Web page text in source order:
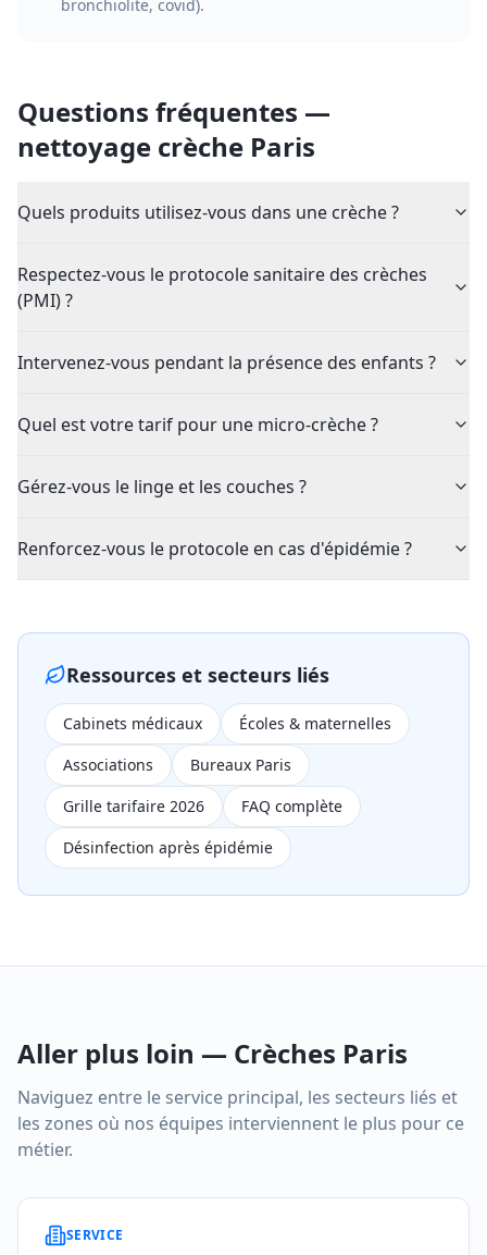
bronchiolite, covid).
Questions fréquentes —
nettoyage crèche Paris
Quels produits utilisez-vous dans une crèche ?
Respectez-vous le protocole sanitaire des crèches
(PMI) ?
Intervenez-vous pendant la présence des enfants ?
Quel est votre tarif pour une micro-crèche ?
Gérez-vous le linge et les couches ?
Renforcez-vous le protocole en cas d'épidémie ?
Ressources et secteurs liés
Cabinets médicaux
Écoles & maternelles
Associations
Bureaux Paris
Grille tarifaire 2026
FAQ complète
Désinfection après épidémie
Aller plus loin — Crèches Paris
Naviguez entre le service principal, les secteurs liés et
les zones où nos équipes interviennent le plus pour ce
métier.
SERVICE